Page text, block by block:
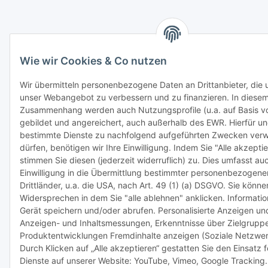
Wie wir Cookies & Co nutzen
Wir übermitteln personenbezogene Daten an Drittanbieter, die
unser Webangebot zu verbessern und zu finanzieren. In
Zusammenhang werden auch Nutzungsprofile (u.a. auf Basis
gebildet und angereichert, auch außerhalb des EWR. Hierfür
bestimmte Dienste zu nachfolgend aufgeführten Zwecken
dürfen, benötigen wir Ihre Einwilligung. Indem Sie "Alle
stimmen Sie diesen (jederzeit widerruflich) zu. Dies umfasst
Einwilligung in die Übermittlung bestimmter
Drittländer, u.a. die USA, nach Art. 49 (1) (a) DSGVO. Sie
Widersprechen in dem Sie "alle ablehnen" anklicken.
Gerät speichern und/oder abrufen. Personalisierte Anzeigen
Anzeigen- und Inhaltsmessungen, Erkenntnisse über
Produktentwicklungen Fremdinhalte anzeigen (Soziale
Durch Klicken auf „Alle akzeptieren“ gestatten Sie den Einsatz
Dienste auf unserer Website: YouTube, Vimeo, Google